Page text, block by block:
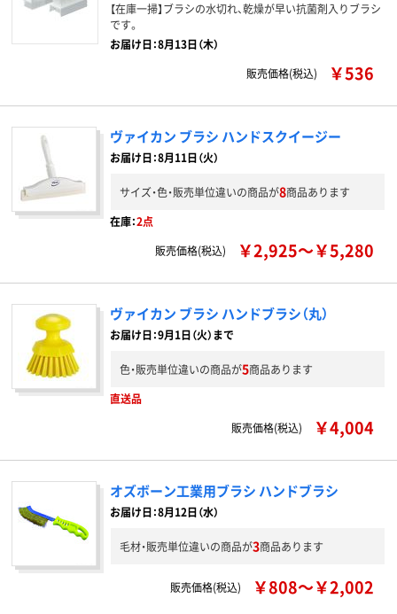
【在庫一掃】ブラシの水切れ、乾燥が早い抗菌剤入りブラシ
です。
お届け日：8月13日（木）
販売価格(税込)
￥536
ヴァイカン ブラシ ハンドスクイージー
お届け日：8月11日（火）
サイズ・色・販売単位違いの商品が8商品あります
在庫：2点
販売価格(税込)
￥2,925～￥5,280
ヴァイカン ブラシ ハンドブラシ（丸）
お届け日：9月1日（火）まで
色・販売単位違いの商品が5商品あります
直送品
販売価格(税込)
￥4,004
オズボーン工業用ブラシ ハンドブラシ
お届け日：8月12日（水）
毛材・販売単位違いの商品が3商品あります
販売価格(税込) ￥808～￥2,002